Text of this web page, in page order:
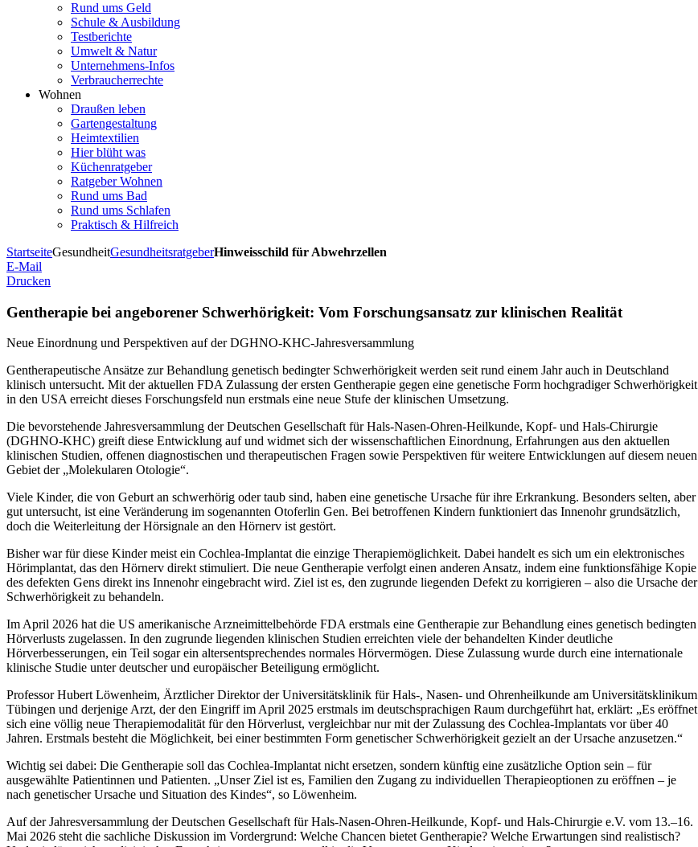
Rund ums Geld
Schule & Ausbildung
Testberichte
Umwelt & Natur
Unternehmens-Infos
Verbraucherrechte
Wohnen
Draußen leben
Gartengestaltung
Heimtextilien
Hier blüht was
Küchenratgeber
Ratgeber Wohnen
Rund ums Bad
Rund ums Schlafen
Praktisch & Hilfreich
StartseiteGesundheitGesundheitsratgeberHinweisschild für Abwehrzellen
E-Mail
Drucken
Gentherapie bei angeborener Schwerhörigkeit: Vom Forschungsansatz zur klinischen Realität
Neue Einordnung und Perspektiven auf der DGHNO-KHC-Jahresversammlung
Gentherapeutische Ansätze zur Behandlung genetisch bedingter Schwerhörigkeit werden seit rund einem Jahr auch in Deutschland
klinisch untersucht. Mit der aktuellen FDA Zulassung der ersten Gentherapie gegen eine genetische Form hochgradiger Schwerhörigkeit
in den USA erreicht dieses Forschungsfeld nun erstmals eine neue Stufe der klinischen Umsetzung.
Die bevorstehende Jahresversammlung der Deutschen Gesellschaft für Hals-Nasen-Ohren-Heilkunde, Kopf- und Hals-Chirurgie
(DGHNO-KHC) greift diese Entwicklung auf und widmet sich der wissenschaftlichen Einordnung, Erfahrungen aus den aktuellen
klinischen Studien, offenen diagnostischen und therapeutischen Fragen sowie Perspektiven für weitere Entwicklungen auf diesem neuen
Gebiet der „Molekularen Otologie“.
Viele Kinder, die von Geburt an schwerhörig oder taub sind, haben eine genetische Ursache für ihre Erkrankung. Besonders selten, aber
gut untersucht, ist eine Veränderung im sogenannten Otoferlin Gen. Bei betroffenen Kindern funktioniert das Innenohr grundsätzlich,
doch die Weiterleitung der Hörsignale an den Hörnerv ist gestört.
Bisher war für diese Kinder meist ein Cochlea-Implantat die einzige Therapiemöglichkeit. Dabei handelt es sich um ein elektronisches
Hörimplantat, das den Hörnerv direkt stimuliert. Die neue Gentherapie verfolgt einen anderen Ansatz, indem eine funktionsfähige Kopie
des defekten Gens direkt ins Innenohr eingebracht wird. Ziel ist es, den zugrunde liegenden Defekt zu korrigieren – also die Ursache der
Schwerhörigkeit zu behandeln.
Im April 2026 hat die US amerikanische Arzneimittelbehörde FDA erstmals eine Gentherapie zur Behandlung eines genetisch bedingten
Hörverlusts zugelassen. In den zugrunde liegenden klinischen Studien erreichten viele der behandelten Kinder deutliche
Hörverbesserungen, ein Teil sogar ein altersentsprechendes normales Hörvermögen. Diese Zulassung wurde durch eine internationale
klinische Studie unter deutscher und europäischer Beteiligung ermöglicht.
Professor Hubert Löwenheim, Ärztlicher Direktor der Universitätsklinik für Hals-, Nasen- und Ohrenheilkunde am Universitätsklinikum
Tübingen und derjenige Arzt, der den Eingriff im April 2025 erstmals im deutschsprachigen Raum durchgeführt hat, erklärt: „Es eröffnet
sich eine völlig neue Therapiemodalität für den Hörverlust, vergleichbar nur mit der Zulassung des Cochlea-Implantats vor über 40
Jahren. Erstmals besteht die Möglichkeit, bei einer bestimmten Form genetischer Schwerhörigkeit gezielt an der Ursache anzusetzen.“
Wichtig sei dabei: Die Gentherapie soll das Cochlea-Implantat nicht ersetzen, sondern künftig eine zusätzliche Option sein – für
ausgewählte Patientinnen und Patienten. „Unser Ziel ist es, Familien den Zugang zu individuellen Therapieoptionen zu eröffnen – je
nach genetischer Ursache und Situation des Kindes“, so Löwenheim.
Auf der Jahresversammlung der Deutschen Gesellschaft für Hals-Nasen-Ohren-Heilkunde, Kopf- und Hals-Chirurgie e.V. vom 13.–16.
Mai 2026 steht die sachliche Diskussion im Vordergrund: Welche Chancen bietet Gentherapie? Welche Erwartungen sind realistisch?